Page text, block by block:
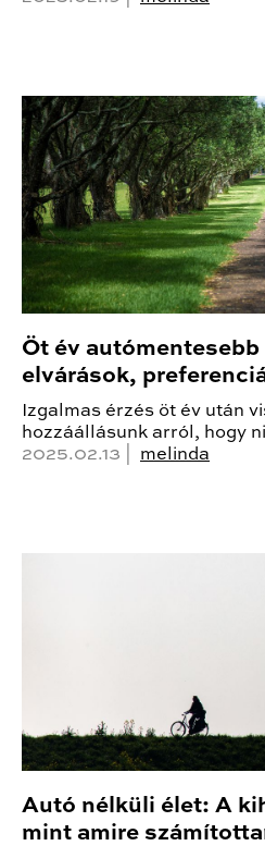
Öt év
elvárások,
Izgalmas érzés öt év után
hozzáállásunk arról, hogy
2025.02.13 | melinda
Autó nélküli élet: A
mint amire